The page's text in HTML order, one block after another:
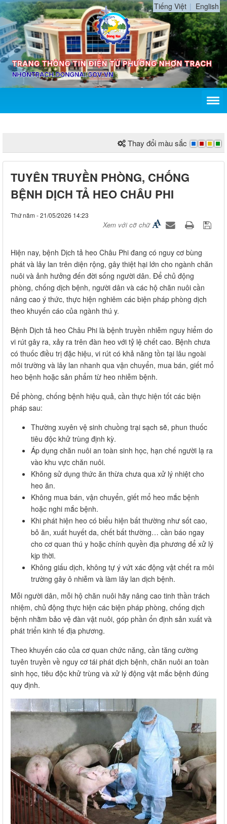
Tiếng Việt English
Thay đổi màu sắc
TUYÊN TRUYỀN PHÒNG, CHỐNG
BỆNH DỊCH TẢ HEO CHÂU PHI
Thứ năm - 21/05/2026 14:23
Xem với cỡ chữ
Hiện nay, bệnh Dịch tả heo Châu Phi đang có nguy cơ bùng
phát và lây lan trên diện rộng, gây thiệt hại lớn cho ngành chăn
nuôi và ảnh hưởng đến đời sống người dân. Để chủ động
phòng, chống dịch bệnh, người dân và các hộ chăn nuôi cần
nâng cao ý thức, thực hiện nghiêm các biện pháp phòng dịch
theo khuyến cáo của ngành thú y.
Bệnh Dịch tả heo Châu Phi là bệnh truyền nhiễm nguy hiểm do
vi rút gây ra, xảy ra trên đàn heo với tỷ lệ chết cao. Bệnh chưa
có thuốc điều trị đặc hiệu, vi rút có khả năng tồn tại lâu ngoài
môi trường và lây lan nhanh qua vận chuyển, mua bán, giết mổ
heo bệnh hoặc sản phẩm từ heo nhiễm bệnh.
Để phòng, chống bệnh hiệu quả, cần thực hiện tốt các biện
pháp sau:
Thường xuyên vệ sinh chuồng trại sạch sẽ, phun thuốc
tiêu độc khử trùng định kỳ.
Áp dụng chăn nuôi an toàn sinh học, hạn chế người lạ ra
vào khu vực chăn nuôi.
Không sử dụng thức ăn thừa chưa qua xử lý nhiệt cho
heo ăn.
Không mua bán, vận chuyển, giết mổ heo mắc bệnh
hoặc nghi mắc bệnh.
Khi phát hiện heo có biểu hiện bất thường như sốt cao,
bỏ ăn, xuất huyết da, chết bất thường… cần báo ngay
cho cơ quan thú y hoặc chính quyền địa phương để xử lý
kịp thời.
Không giấu dịch, không tự ý vứt xác động vật chết ra môi
trường gây ô nhiễm và làm lây lan dịch bệnh.
Mỗi người dân, mỗi hộ chăn nuôi hãy nâng cao tinh thần trách
nhiệm, chủ động thực hiện các biện pháp phòng, chống dịch
bệnh nhằm bảo vệ đàn vật nuôi, góp phần ổn định sản xuất và
phát triển kinh tế địa phương.
Theo khuyến cáo của cơ quan chức năng, cần tăng cường
tuyên truyền về nguy cơ tái phát dịch bệnh, chăn nuôi an toàn
sinh học, tiêu độc khử trùng và xử lý động vật mắc bệnh đúng
quy định.